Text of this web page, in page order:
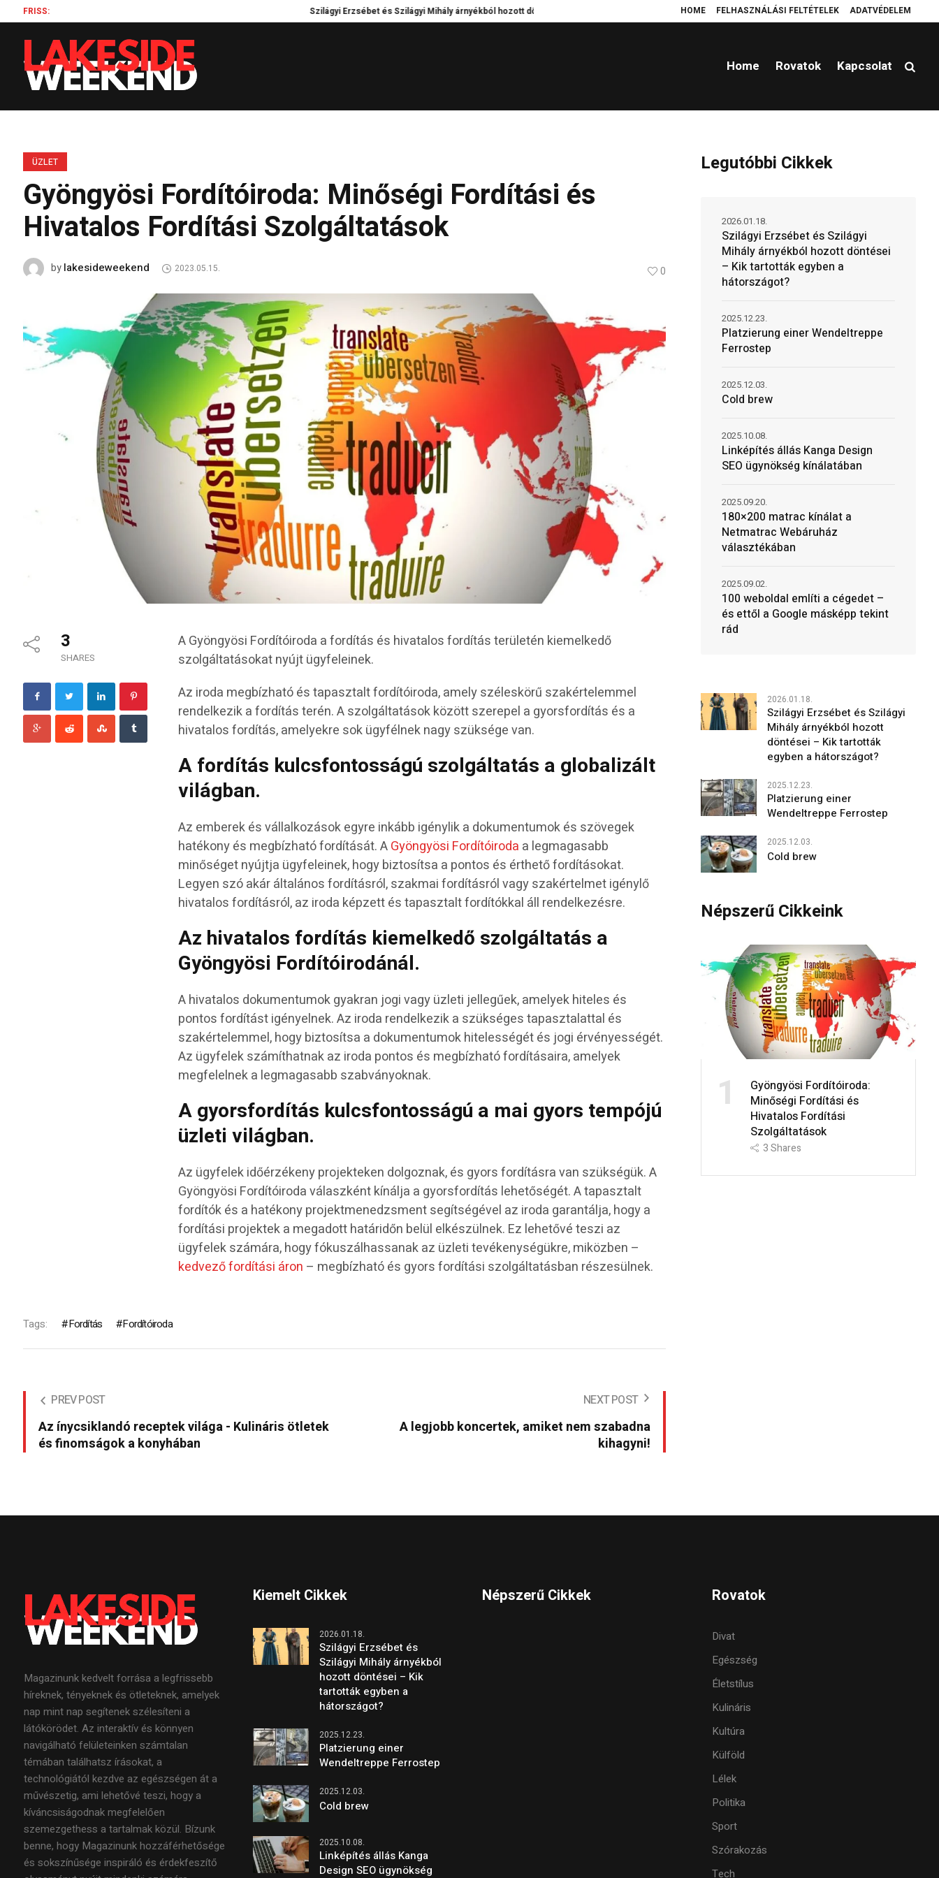
HOME FELHASZNÁLÁSI FELTÉTELEK ADATVÉDELEM
FRISS: Szilágyi Erzsébet és Szilágyi Mihály árnyékból hozott döntései – Kik tartották egyben a hátországot? Platzierung einer Wendeltreppe Ferrostep Cold brew
Home Rovatok Kapcsolat
ÜZLET
Gyöngyösi Fordítóiroda: Minőségi Fordítási és
Hivatalos Fordítási Szolgáltatások
0
bylakesideweekend 2023.05.15.
3
SHARES
A Gyöngyösi Fordítóiroda a fordítás és hivatalos fordítás területén kiemelkedő
szolgáltatásokat nyújt ügyfeleinek.
Az iroda megbízható és tapasztalt fordítóiroda, amely széleskörű szakértelemmel
rendelkezik a fordítás terén. A szolgáltatások között szerepel a gyorsfordítás és a
hivatalos fordítás, amelyekre sok ügyfélnek nagy szüksége van.
A fordítás kulcsfontosságú szolgáltatás a globalizált
világban.
Az emberek és vállalkozások egyre inkább igénylik a dokumentumok és szövegek
hatékony és megbízható fordítását. AGyöngyösi Fordítóiroda a legmagasabb
minőséget nyújtja ügyfeleinek, hogy biztosítsa a pontos és érthető fordításokat.
Legyen szó akár általános fordításról, szakmai fordításról vagy szakértelmet igénylő
hivatalos fordításról, az iroda képzett és tapasztalt fordítókkal áll rendelkezésre.
Az hivatalos fordítás kiemelkedő szolgáltatás a
Gyöngyösi Fordítóirodánál.
A hivatalos dokumentumok gyakran jogi vagy üzleti jellegűek, amelyek hiteles és
pontos fordítást igényelnek. Az iroda rendelkezik a szükséges tapasztalattal és
szakértelemmel, hogy biztosítsa a dokumentumok hitelességét és jogi érvényességét.
Az ügyfelek számíthatnak az iroda pontos és megbízható fordításaira, amelyek
megfelelnek a legmagasabb szabványoknak.
A gyorsfordítás kulcsfontosságú a mai gyors tempójú
üzleti világban.
Az ügyfelek időérzékeny projekteken dolgoznak, és gyors fordításra van szükségük. A
Gyöngyösi Fordítóiroda válaszként kínálja a gyorsfordítás lehetőségét. A tapasztalt
fordítók és a hatékony projektmenedzsment segítségével az iroda garantálja, hogy a
fordítási projektek a megadott határidőn belül elkészülnek. Ez lehetővé teszi az
ügyfelek számára, hogy fókuszálhassanak az üzleti tevékenységükre, miközben –
kedvező fordítási áron – megbízható és gyors fordítási szolgáltatásban részesülnek.
Tags: Fordítás Fordítóiroda
PREV POST
Az ínycsiklandó receptek világa - Kulináris ötletek
és finomságok a konyhában
NEXT POST
A legjobb koncertek, amiket nem szabadna
kihagyni!
Legutóbbi Cikkek
Szilágyi Erzsébet és Szilágyi
Mihály árnyékból hozott döntései
– Kik tartották egyben a
hátországot?
2026.01.18.
Platzierung einer Wendeltreppe
Ferrostep
2025.12.23.
Cold brew
2025.12.03.
Linképítés állás Kanga Design
SEO ügynökség kínálatában
2025.10.08.
180×200 matrac kínálat a
Netmatrac Webáruház
választékában
2025.09.20.
100 weboldal említi a cégedet –
és ettől a Google másképp tekint
rád
2025.09.02.
2026.01.18.
Szilágyi Erzsébet és Szilágyi
Mihály árnyékból hozott
döntései – Kik tartották
egyben a hátországot?
2025.12.23.
Platzierung einer
Wendeltreppe Ferrostep
2025.12.03.
Cold brew
Népszerű Cikkeink
1
Gyöngyösi Fordítóiroda:
Minőségi Fordítási és
Hivatalos Fordítási
Szolgáltatások
3Shares
Magazinunk kedvelt forrása a legfrissebb
híreknek, tényeknek és ötleteknek, amelyek
nap mint nap segítenek szélesíteni a
látókörödet. Az interaktív és könnyen
navigálható felületeinken számtalan
témában találhatsz írásokat, a
technológiától kezdve az egészségen át a
művészetig, ami lehetővé teszi, hogy a
kíváncsiságodnak megfelelően
szemezgethess a tartalmak közül. Bízunk
benne, hogy Magazinunk hozzáférhetősége
és sokszínűsége inspiráló és érdekfeszítő
Kiemelt Cikkek
2026.01.18.
Szilágyi Erzsébet és
Szilágyi Mihály árnyékból
hozott döntései – Kik
tartották egyben a
hátországot?
2025.12.23.
Platzierung einer
Wendeltreppe Ferrostep
2025.12.03.
Cold brew
2025.10.08.
Linképítés állás Kanga
Design SEO ügynökség
Népszerű Cikkek Rovatok
Divat
Egészség
Életstílus
Kulináris
Kultúra
Külföld
Lélek
Politika
Sport
Szórakozás
Tech